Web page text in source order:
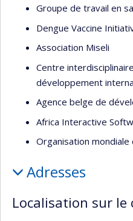
Groupe de travail en
Dengue Vaccine
Association Miseli
Centre
développement
Agence belge de
Africa Interactive
Organisation mondiale
Adresses
Localisation sur le